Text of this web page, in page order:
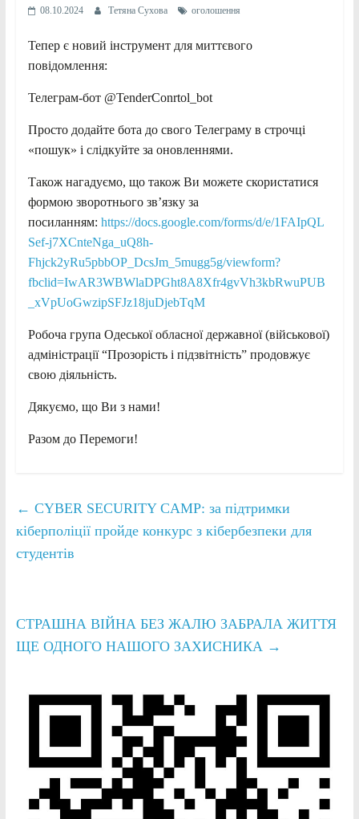
08.10.2024 Тетяна Сухова оголошення
Тепер є новий інструмент для миттєвого
повідомлення:
Телеграм-бот @TenderConrtol_bot
Просто додайте бота до свого Телеграму в строчці
«пошук» і слідкуйте за оновленнями.
Також нагадуємо, що також Ви можете скористатися
формою зворотнього зв’язку за
посиланням: https://docs.google.com/forms/d/e/1FAIpQL
Sef-j7XCnteNga_uQ8h-
Fhjck2yRu5pbbOP_DcsJm_5mugg5g/viewform?
fbclid=IwAR3WBWlaDPGht8A8Xfr4gvVh3kbRwuPUB
_xVpUoGwzipSFJz18juDjebTqM
Робоча група Одеської обласної державної (військової)
адміністрації “Прозорість і підзвітність” продовжує
свою діяльність.
Дякуємо, що Ви з нами!
Разом до Перемоги!
← CYBER SECURITY CAMP: за підтримки
кіберполіції пройде конкурс з кібербезпеки для
студентів
СТРАШНА ВІЙНА БЕЗ ЖАЛЮ ЗАБРАЛА ЖИТТЯ
ЩЕ ОДНОГО НАШОГО ЗАХИСНИКА →